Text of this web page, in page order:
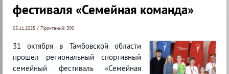
фестиваля «Семейная команда»
05.11.2025 / Прочтений: 390
31 октября в Тамбовской области
прошел региональный спортивный
семейный фестиваль «Семейная